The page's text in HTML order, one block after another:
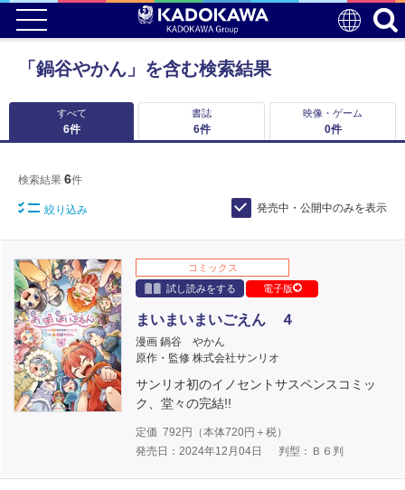
「鍋谷やかん」を含む検索結果
すべて
6件
書誌
6件
映像・ゲーム
0件
検索結果 6件
絞り込み 発売中・公開中のみを表示
コミックス
試し読みをする
電子版
まいまいまいごえん ４
漫画 鍋谷 やかん
原作・監修 株式会社サンリオ
サンリオ初のイノセントサスペンスコミッ
ク、堂々の完結!!
定価 792 円（本体720円＋税）
発売日：2024年12月04日
判型：Ｂ６判